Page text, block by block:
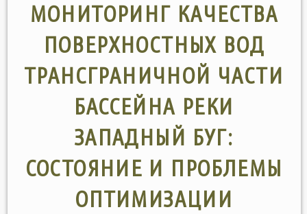
МОНИТОРИНГ КАЧЕСТВА
ПОВЕРХНОСТНЫХ ВОД
ТРАНСГРАНИЧНОЙ ЧАСТИ
БАССЕЙНА РЕКИ
ЗАПАДНЫЙ БУГ:
СОСТОЯНИЕ И ПРОБЛЕМЫ
ОПТИМИЗАЦИИ